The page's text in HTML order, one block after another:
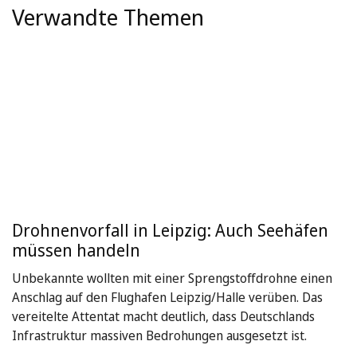
Verwandte Themen
Drohnenvorfall in Leipzig: Auch Seehäfen
müssen handeln
Unbekannte wollten mit einer Sprengstoffdrohne einen
Anschlag auf den Flughafen Leipzig/Halle verüben. Das
vereitelte Attentat macht deutlich, dass Deutschlands
Infrastruktur massiven Bedrohungen ausgesetzt ist.